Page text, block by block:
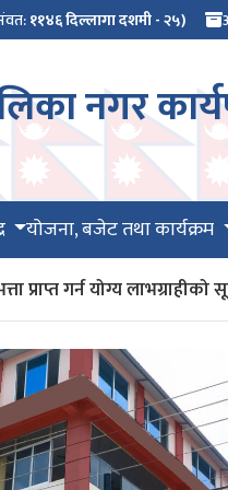
११४६ दिल्लागा दशमी - २५)
नगर
योजना, बजेट तथा कार्यक्रम
प्राप्त गर्न योग्य